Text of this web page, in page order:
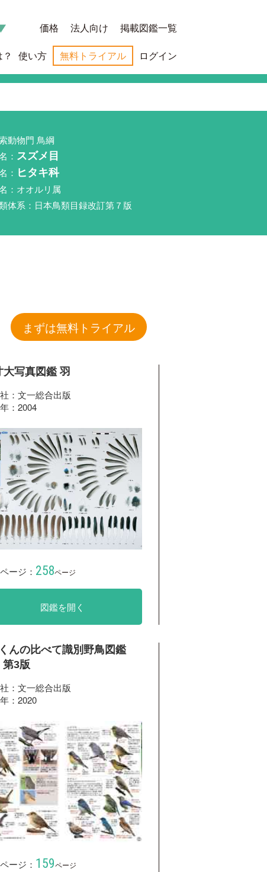
価格 法人向け 掲載図鑑一覧
使い方 無料トライアル ログイン
動物門 鳥綱
： スズメ目
： ヒタキ科
：オオルリ属
体系：日本鳥類目録改訂第７版
まずは無料トライアル
大写真図鑑 羽
：文一総合出版
：2004
ージ： 258ページ
図鑑を開く
んの比べて識別野鳥図鑑
第3版
：文一総合出版
：2020
ージ： 159ページ